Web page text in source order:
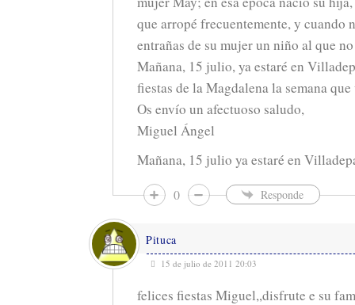
que arropé frecuentemente, y cuando
entrañas de su mujer un niño al que
Mañana, 15 julio, ya estaré en
fiestas de la Magdalena la semana
Os envío un afectuoso saludo,
Miguel Ángel
Mañana, 15 julio ya estaré en
0 Responde
Pituca
15 de julio de 2011 20:03
felices fiestas Miguel,,disfrute e su